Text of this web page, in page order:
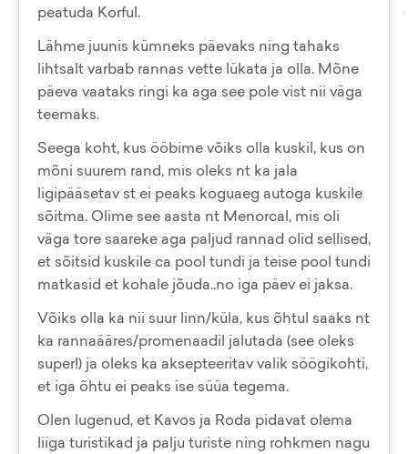
peatuda Korful.
Lähme juunis kümneks päevaks ning tahaks
lihtsalt varbab rannas vette lükata ja olla. Mõne
päeva vaataks ringi ka aga see pole vist nii väga
teemaks.
Seega koht, kus ööbime võiks olla kuskil, kus on
mõni suurem rand, mis oleks nt ka jala
ligipääsetav st ei peaks koguaeg autoga kuskile
sõitma. Olime see aasta nt Menorcal, mis oli
väga tore saareke aga paljud rannad olid sellised,
et sõitsid kuskile ca pool tundi ja teise pool tundi
matkasid et kohale jõuda..no iga päev ei jaksa.
Võiks olla ka nii suur linn/küla, kus õhtul saaks nt
ka rannaääres/promenaadil jalutada (see oleks
super!) ja oleks ka aksepteeritav valik söögikohti,
et iga õhtu ei peaks ise süüa tegema.
Olen lugenud, et Kavos ja Roda pidavat olema
liiga turistikad ja palju turiste ning rohkmen nagu